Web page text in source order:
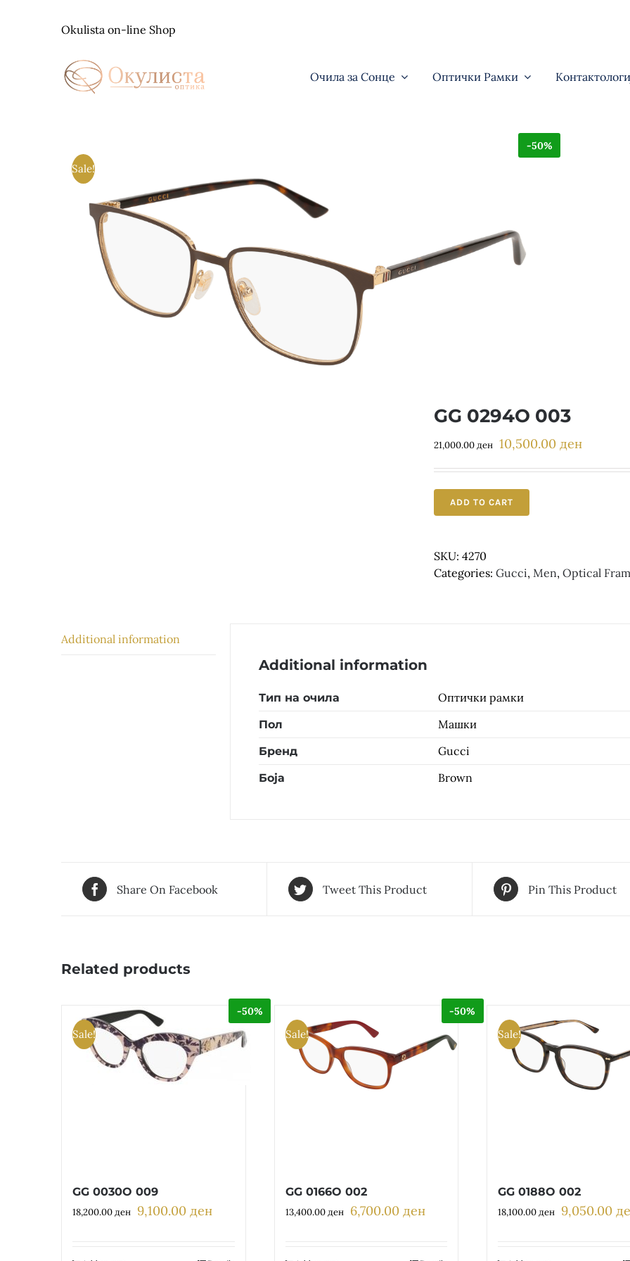
Okulista on-line Shop
Очила за Сонце Оптички Рамки
Sale!
-50%
GG 0294O 003
21,000.00ден Original
21,000.00 ден.
10,500.00 денCurrent
ADD TO CART
SKU: 4270
Categories: Gucci, Men, Optical
Additional information
Additional information
Тип на очила Оптички рамки
Пол Машки
Бренд Gucci
Боја Brown
Share On Facebook Tweet This Product Pin This Product
Related products
Sale!
-50%
GG 0030O 009
18,200.00ден Original
9,100.00 денCurrent
Sale!
-50%
GG 0166O 002
13,400.00ден
Original
6,700.00 денCurrent
Sale!
GG 0188O 002
18,100.00ден Original
9,050.00